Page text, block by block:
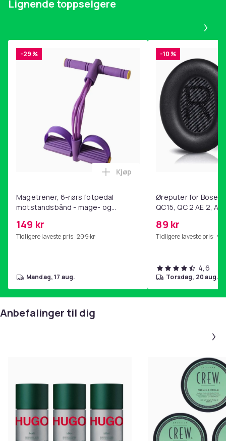
Lignende toppselgere
-29 %
Magetrener, 6-rørs fotpedal
motstandsbånd - mage- og
hjemmegymnastikk Purple
149 kr
Tidligere laveste pris: 209 kr
Legg Magetrener, 6-rørs
Kjøp
mandag, 17 aug.
-10 %
Øreputer for Bose
QC15, QC 2 AE 2, AE
89 kr
Tidligere laveste pris: 99
4,6
torsdag, 20 aug.
Anbefalinger til dig